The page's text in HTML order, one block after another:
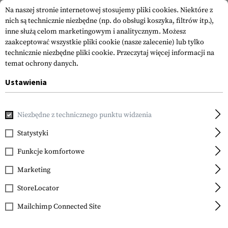
SPRZEDAŻ
Na naszej stronie internetowej stosujemy pliki cookies. Niektóre z
nich są technicznie niezbędne (np. do obsługi koszyka, filtrów itp.),
inne służą celom marketingowym i analitycznym. Możesz
zaakceptować wszystkie pliki cookie (nasze zalecenie) lub tylko
technicznie niezbędne pliki cookie. Przeczytaj więcej informacji na
temat ochrony danych.
Ustawienia
Niezbędne z technicznego punktu widzenia
Statystyki
Funkcje komfortowe
Marketing
StoreLocator
Mailchimp Connected Site